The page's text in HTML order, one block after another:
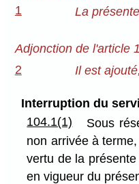
1
La
Adjonction de l'article
2
Il est
Interruption du
104.1(1)
Sous
non arrivée à
vertu de la
en vigueur du